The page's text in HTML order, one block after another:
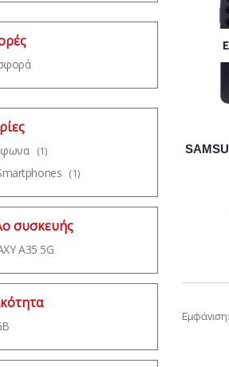
Εμφάνιση:
(1)
(1)
συσκευής
A35 5G